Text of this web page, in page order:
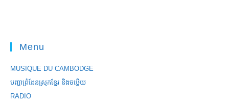
Menu
MUSIQUE DU CAMBODGE
បញ្ហាព្រំដែនស្រុកខ្មែរ និងចឞ្លើយ
RADIO